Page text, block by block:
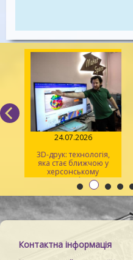
24.07.2026
3D-друк: технологія,
яка стає ближчою у
херсонському
просторі Maker Space
Контактна інформація